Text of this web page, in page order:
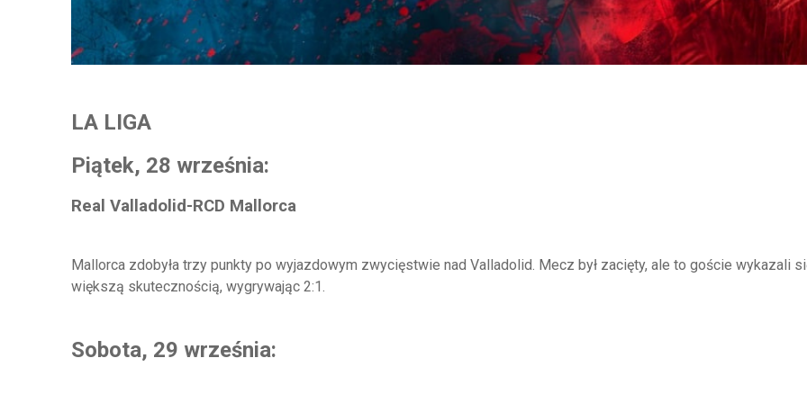
LA LIGA
Piątek, 28 września:
Real Valladolid-RCD Mallorca
Mallorca zdobyła trzy punkty po wyjazdowym zwycięstwie nad Valladolid. Mecz był zacięty, ale to goście wykazali
większą skutecznością, wygrywając 2:1.
Sobota, 29 września: